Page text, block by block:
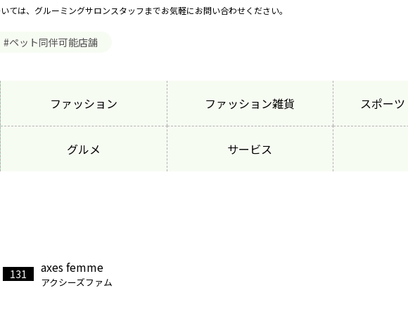
ては、グルーミングサロンスタッフまでお気軽にお問い合わせください。
#ペット同伴可能店舗
ファッション ファッション雑貨 スポー
グルメ サービス
131 axes femme
アクシーズファム